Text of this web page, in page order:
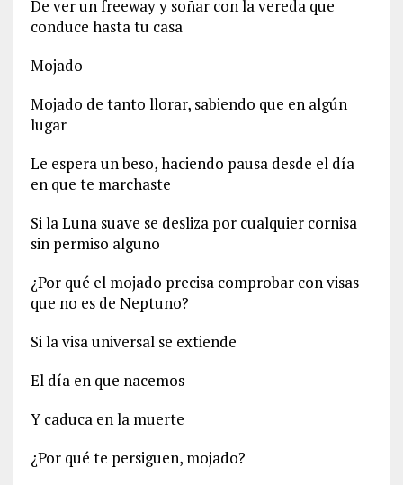
De ver un freeway y soñar con la vereda que
conduce hasta tu casa
Mojado
Mojado de tanto llorar, sabiendo que en algún
lugar
Le espera un beso, haciendo pausa desde el día
en que te marchaste
Si la Luna suave se desliza por cualquier cornisa
sin permiso alguno
¿Por qué el mojado precisa comprobar con visas
que no es de Neptuno?
Si la visa universal se extiende
El día en que nacemos
Y caduca en la muerte
¿Por qué te persiguen, mojado?